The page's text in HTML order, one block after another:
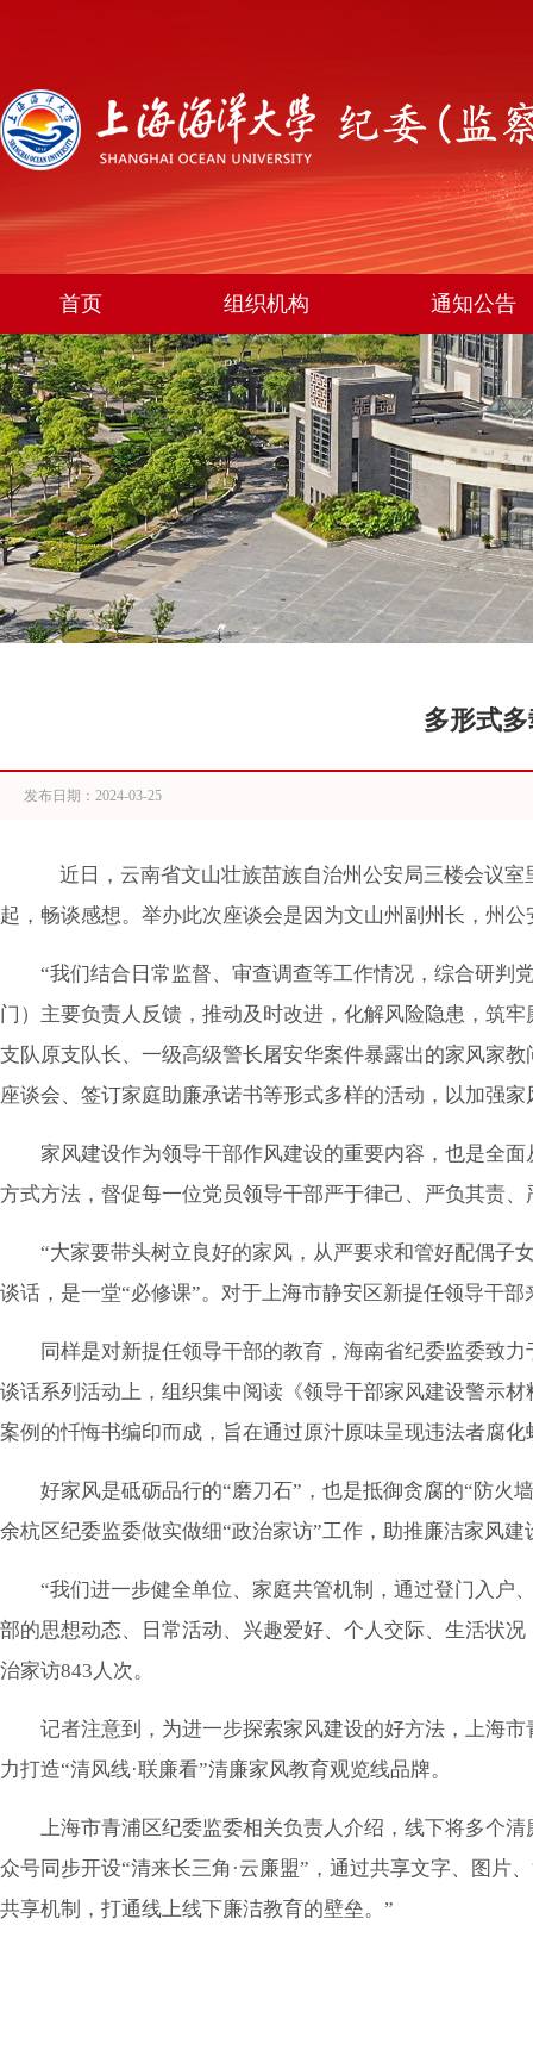
首页 组织机构 通知公告
多形式
发布日期： 2024-03-25
近日，云南省文山壮族苗族自治州公安局三楼会议
起，畅谈感想。举办此次座谈会是因为文山州副州长，州
“我们结合日常监督、审查调查等工作情况，综合研判
门）主要负责人反馈，推动及时改进，化解风险隐患，筑
支队原支队长、一级高级警长屠安华案件暴露出的家风家
座谈会、签订家庭助廉承诺书等形式多样的活动，以加强家
家风建设作为领导干部作风建设的重要内容，也是全
方式方法，督促每一位党员领导干部严于律己、严负其责
“大家要带头树立良好的家风，从严要求和管好配偶子
谈话，是一堂“必修课”。对于上海市静安区新提任领导干
同样是对新提任领导干部的教育，海南省纪委监委致
谈话系列活动上，组织集中阅读《领导干部家风建设警示
案例的忏悔书编印而成，旨在通过原汁原味呈现违法者腐
好家风是砥砺品行的“磨刀石”，也是抵御贪腐的“防火
余杭区纪委监委做实做细“政治家访”工作，助推廉洁家风建
“我们进一步健全单位、家庭共管机制，通过登门入户
部的思想动态、日常活动、兴趣爱好、个人交际、生活状
治家访843人次。
记者注意到，为进一步探索家风建设的好方法，上海
力打造“清风线·联廉看”清廉家风教育观览线品牌。
上海市青浦区纪委监委相关负责人介绍，线下将多个
众号同步开设“清来长三角·云廉盟”，通过共享文字、图片
共享机制，打通线上线下廉洁教育的壁垒。”